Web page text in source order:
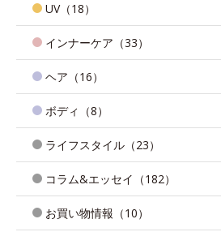
UV（18）
インナーケア（33）
ヘア（16）
ボディ（8）
ライフスタイル（23）
コラム&エッセイ（182）
お買い物情報（10）